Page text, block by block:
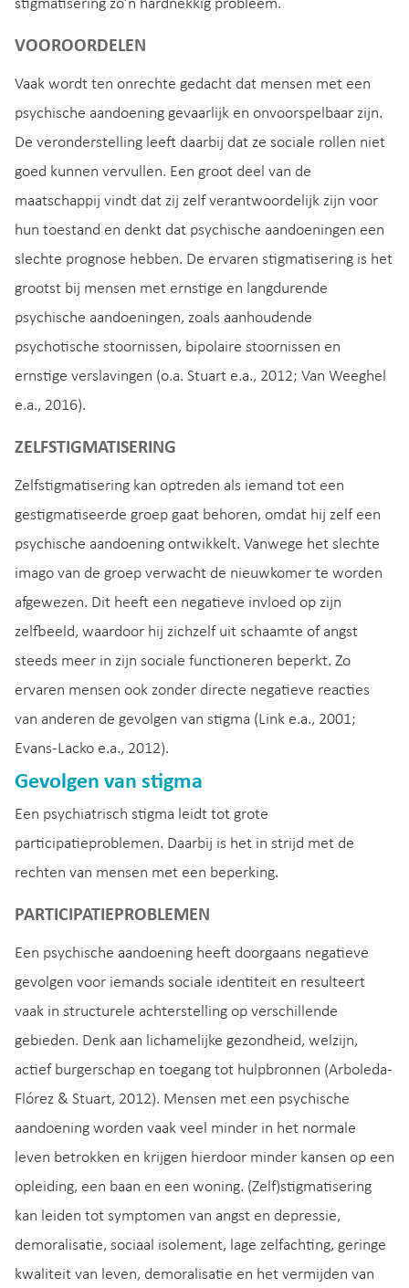
stigmatisering zo’n hardnekkig probleem.
VOOROORDELEN
Vaak wordt ten onrechte gedacht dat mensen met een
psychische aandoening gevaarlijk en onvoorspelbaar zijn.
De veronderstelling leeft daarbij dat ze sociale rollen niet
goed kunnen vervullen. Een groot deel van de
maatschappij vindt dat zij zelf verantwoordelijk zijn voor
hun toestand en denkt dat psychische aandoeningen een
slechte prognose hebben. De ervaren stigmatisering is het
grootst bij mensen met ernstige en langdurende
psychische aandoeningen, zoals aanhoudende
psychotische stoornissen, bipolaire stoornissen en
ernstige verslavingen (o.a. Stuart e.a., 2012; Van Weeghel
e.a., 2016).
ZELFSTIGMATISERING
Zelfstigmatisering kan optreden als iemand tot een
gestigmatiseerde groep gaat behoren, omdat hij zelf een
psychische aandoening ontwikkelt. Vanwege het slechte
imago van de groep verwacht de nieuwkomer te worden
afgewezen. Dit heeft een negatieve invloed op zijn
zelfbeeld, waardoor hij zichzelf uit schaamte of angst
steeds meer in zijn sociale functioneren beperkt. Zo
ervaren mensen ook zonder directe negatieve reacties
van anderen de gevolgen van stigma (Link e.a., 2001;
Evans-Lacko e.a., 2012).
Gevolgen van stigma
Een psychiatrisch stigma leidt tot grote
participatieproblemen. Daarbij is het in strijd met de
rechten van mensen met een beperking.
PARTICIPATIEPROBLEMEN
Een psychische aandoening heeft doorgaans negatieve
gevolgen voor iemands sociale identiteit en resulteert
vaak in structurele achterstelling op verschillende
gebieden. Denk aan lichamelijke gezondheid, welzijn,
actief burgerschap en toegang tot hulpbronnen (Arboleda-
Flórez & Stuart, 2012). Mensen met een psychische
aandoening worden vaak veel minder in het normale
leven betrokken en krijgen hierdoor minder kansen op een
opleiding, een baan en een woning. (Zelf)stigmatisering
kan leiden tot symptomen van angst en depressie,
demoralisatie, sociaal isolement, lage zelfachting, geringe
kwaliteit van leven, demoralisatie en het vermijden van